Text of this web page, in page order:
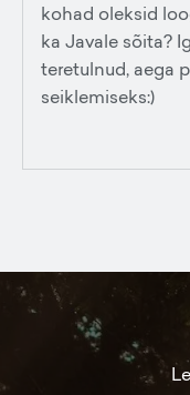
kohad oleksid
ka Javale sõita?
teretulnud, aega
seiklemiseks:)